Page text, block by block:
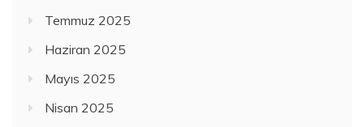
Temmuz 2025
Haziran 2025
Mayıs 2025
Nisan 2025